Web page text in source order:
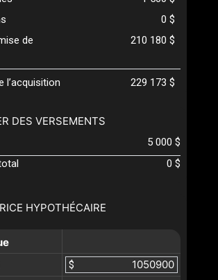
HYPOTHÉCAIRE
$
0 $
de
210 180 $
l’acquisition 229 173 $
DES VERSEMENTS
5 000 $
0 $